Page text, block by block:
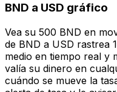
BND a USD gráfico
Vea su 500 BND en
de BND a USD rastrea
medio en tiempo real y
valía su dinero en
cuándo se mueve la